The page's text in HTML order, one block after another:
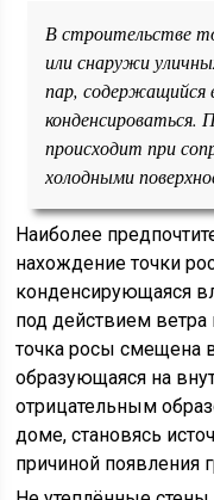
В строительстве
или снаружи
пар, содержащийся
конденсироваться.
происходит при
холодными
Наиболее
нахождение точки
конденсирующаяся
под действием ветра
точка росы смещена
образующаяся на
отрицательным
доме, становясь
причиной появления